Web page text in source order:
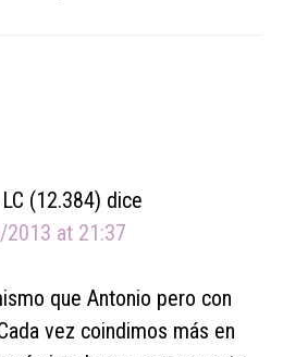
(12.384) dice
at 21:37
que Antonio pero con
vez coindimos más en